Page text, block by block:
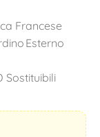
Francese
Esterno
Sostituibili